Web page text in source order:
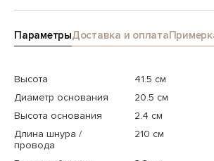
ПараметрыДоставка и оплата
Высота
41.5 см
Диаметр основания
20.5 см
Высота основания
2.4 см
Длина шнура /
провода
210 см